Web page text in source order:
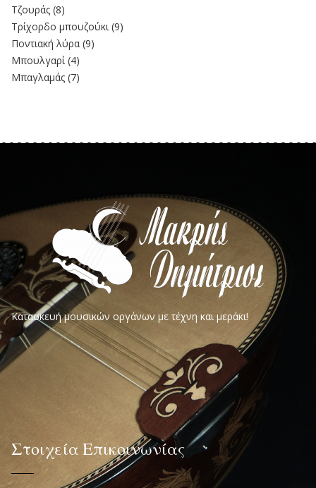
Τζουράς (8)
Τρίχορδο μπουζούκι (9)
Ποντιακή λύρα (9)
Μπουλγαρί (4)
Μπαγλαμάς (7)
Κατασκευή μουσικών οργάνων με τέχνη και μεράκι!
Στοιχεία Επικοινωνίας